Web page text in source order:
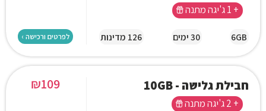
+ 1 ג'יגה מתנה
6GB 30 ימים 126 מדינות לפרטים ורכישה ›
חבילת גלישה - 10GB
+ 2 ג'יגה מתנה
₪109